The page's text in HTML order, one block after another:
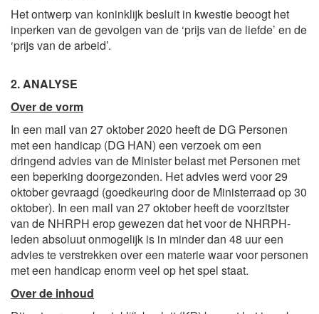
Het ontwerp van koninklijk besluit in kwestie beoogt het
inperken van de gevolgen van de ‘prijs van de liefde’ en de
‘prijs van de arbeid’.
2. ANALYSE
Over de vorm
In een mail van 27 oktober 2020 heeft de DG Personen
met een handicap (DG HAN) een verzoek om een
dringend advies van de Minister belast met Personen met
een beperking doorgezonden. Het advies werd voor 29
oktober gevraagd (goedkeuring door de Ministerraad op 30
oktober). In een mail van 27 oktober heeft de voorzitster
van de NHRPH erop gewezen dat het voor de NHRPH-
leden absoluut onmogelijk is in minder dan 48 uur een
advies te verstrekken over een materie waar voor personen
met een handicap enorm veel op het spel staat.
Over de inhoud